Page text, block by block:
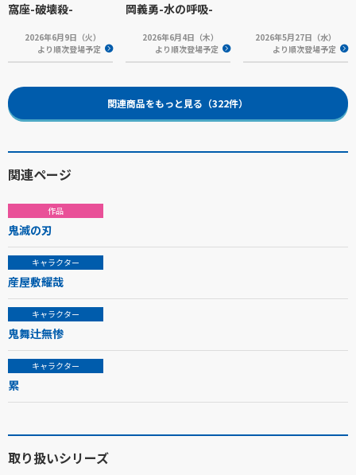
窩座-破壊殺-
2026年6月9日（火）
より順次登場予定
岡義勇-水の呼吸-
2026年6月4日（木）
より順次登場予定
2026年5月27日（水）
より順次登場予定
関連商品をもっと見る（322件）
関連ページ
作品
鬼滅の刃
キャラクター
産屋敷耀哉
キャラクター
鬼舞辻無惨
キャラクター
累
取り扱いシリーズ